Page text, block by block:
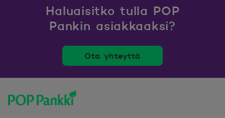
Haluaisitko tulla POP
Pankin asiakkaaksi?
Ota yhteyttä